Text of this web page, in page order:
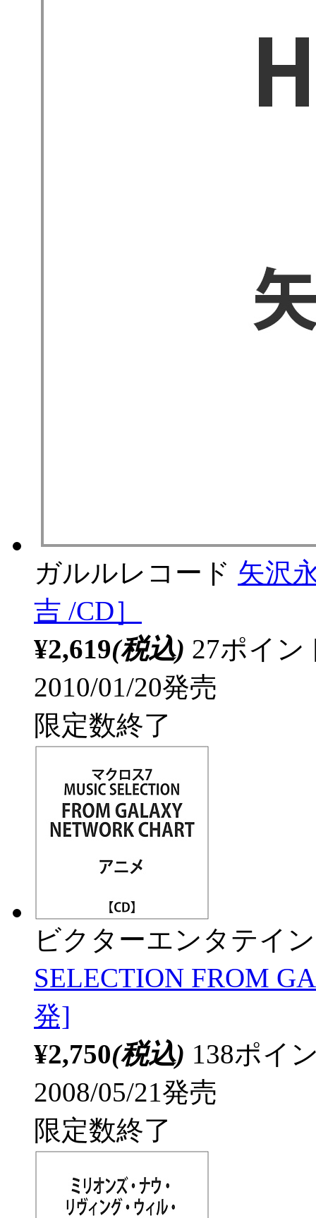
ガルルレコード 矢沢
吉 /CD］
¥2,619(税込) 27ポイ
2010/01/20発売
限定数終了
ビクターエンタテイ
SELECTION FROM
発]
¥2,750(税込) 138ポイ
2008/05/21発売
限定数終了